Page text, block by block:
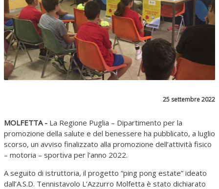
25 settembre 2022
MOLFETTA - La Regione Puglia – Dipartimento per la
promozione della salute e del benessere ha pubblicato, a luglio
scorso, un avviso finalizzato alla promozione dell’attività fisico
– motoria – sportiva per l’anno 2022.
A seguito di istruttoria, il progetto “ping pong estate” ideato
dall’A.S.D. Tennistavolo L’Azzurro Molfetta è stato dichiarato